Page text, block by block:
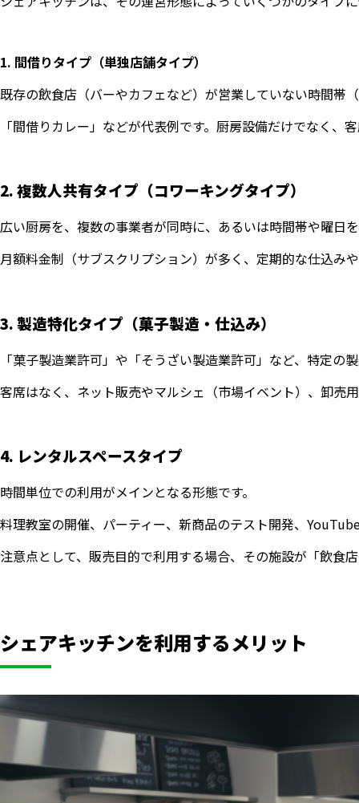
1. 間借りタイプ（単独店舗タイプ）
既存の飲食店（バーやカフェなど）が営業していない時間帯
「間借りカレー」などが代表例です。厨房設備だけでなく
2. 複数人共有タイプ（コワーキングタイプ）
広い厨房を、複数の事業者が同時に、あるいは時間帯や曜日
月額料金制（サブスクリプション）が多く、定期的な仕込み
3. 製造特化タイプ（菓子製造・仕込み）
「菓子製造業許可」や「そうざい製造業許可」など、特定の
客席はなく、ネット販売やマルシェ（市場イベント）、卸売
4. レンタルスペースタイプ
時間単位での利用がメインとなる形態です。
料理教室の開催、パーティー、新商品のテスト開発、
注意点として、販売目的で利用する場合、その施設が「飲食
シェアキッチンを利用するメリット